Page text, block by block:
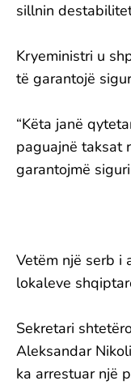
sillnin
Kryeministri u
të garantojë
“Këta janë
paguajnë taksat
garantojmë
Vetëm n​jë serb i
lokaleve
Sekretari
Aleksandar
ka arrestuar një